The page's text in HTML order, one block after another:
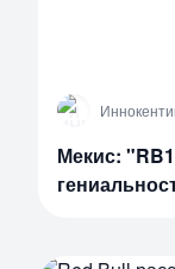
И
Мекис: